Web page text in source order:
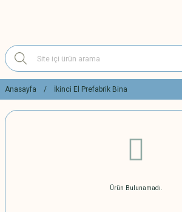
Anasayfa İkinci El Prefabrik Bina
Ürün Bulunamadı.